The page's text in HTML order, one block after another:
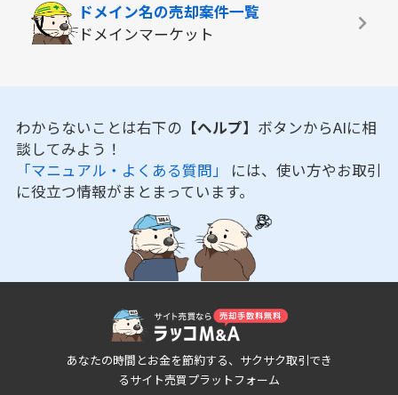
ドメイン名の売却案件一覧
ドメインマーケット
わからないことは右下の 【ヘルプ】 ボタンからAIに相
談してみよう！
「マニュアル・よくある質問」 には、使い方やお取引
に役立つ情報がまとまっています。
あなたの時間とお金を節約する、サクサク取引でき
るサイト売買プラットフォーム